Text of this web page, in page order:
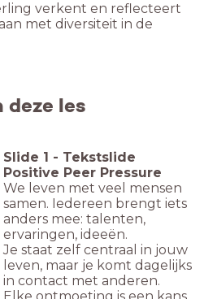
verkent en reflecteert
met diversiteit in de
deze les
Slide 1 - Tekstslide
Positive Peer Pressure
We leven met veel mensen
samen. Iedereen brengt iets
anders mee: talenten,
ervaringen, ideeën.
Je staat zelf centraal in jouw
leven, maar je komt dagelijks
in contact met anderen.